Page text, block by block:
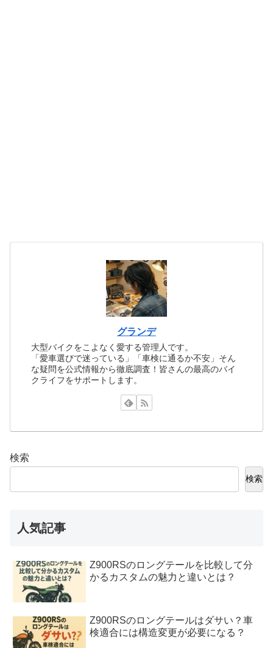
グランデ
大型バイクをこよなく愛する管理人です。
「愛車選びで迷っている」「車検に通るか不安」そん
な疑問を公式情報から徹底調査！皆さんの最高のバイ
クライフをサポートします。
検索
検索
人気記事
Z900RSのロングテールを比較して分
かるカスタムの魅力と違いとは？
Z900RSのロングテールはダサい？車
検適合には構造変更が必要になる？